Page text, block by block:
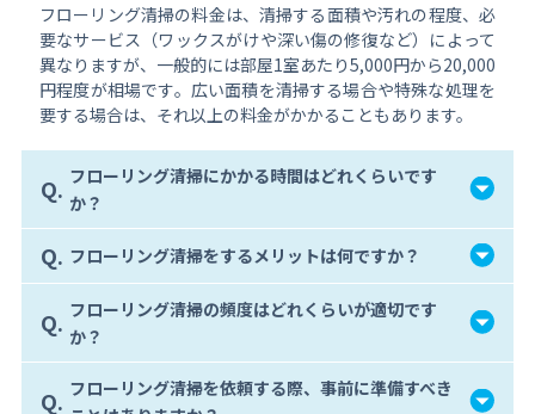
フローリング清掃の料金は、清掃する面積や汚れの程度、必
要なサービス（ワックスがけや深い傷の修復など）によって
異なりますが、一般的には部屋1室あたり5,000円から20,000
円程度が相場です。広い面積を清掃する場合や特殊な処理を
要する場合は、それ以上の料金がかかることもあります。
Q. フローリング清掃にかかる時間はどれくらいです
か？
Q. フローリング清掃をするメリットは何ですか？
Q. フローリング清掃の頻度はどれくらいが適切です
か？
Q. フローリング清掃を依頼する際、事前に準備すべき